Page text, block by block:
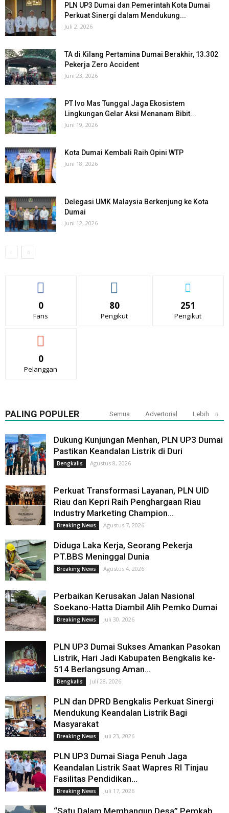
PLN UP3 Dumai dan Pemerintah Kota Dumai
Perkuat Sinergi dalam Mendukung...
Juli 2, 2026
TA di Kilang Pertamina Dumai Berakhir, 13.302
Pekerja Zero Accident
Juni 23, 2026
PT Ivo Mas Tunggal Jaga Ekosistem
Lingkungan Gelar Aksi Menanam Bibit...
Juni 19, 2026
Kota Dumai Kembali Raih Opini WTP
Juni 18, 2026
Delegasi UMK Malaysia Berkenjung ke Kota
Dumai
Juni 12, 2026
0
Fans
80
Pengikut
251
Pengikut
0
Pelanggan
PALING POPULER Semua Advertorial Lebih
Dukung Kunjungan Menhan, PLN UP3 Dumai
Pastikan Keandalan Listrik di Duri
Bengkalis Agustus 8, 2026
Perkuat Transformasi Layanan, PLN UID
Riau dan Kepri Raih Penghargaan Riau
Industry Marketing Champion...
Breaking News Agustus 7, 2026
Diduga Laka Kerja, Seorang Pekerja
PT.BBS Meninggal Dunia
Breaking News Agustus 4, 2026
Perbaikan Kerusakan Jalan Nasional
Soekano-Hatta Diambil Alih Pemko Dumai
Breaking News Juli 30, 2026
PLN UP3 Dumai Sukses Amankan Pasokan
Listrik, Hari Jadi Kabupaten Bengkalis ke-
514 Berlangsung Aman...
Bengkalis Juli 28, 2026
PLN dan DPRD Bengkalis Perkuat Sinergi
Mendukung Keandalan Listrik Bagi
Masyarakat
Breaking News Juli 23, 2026
PLN UP3 Dumai Siaga Penuh Jaga
Keandalan Listrik Saat Wapres RI Tinjau
Fasilitas Pendidikan...
Breaking News Juli 17, 2026
“Satu Dalam Membangun Desa” Pemkab